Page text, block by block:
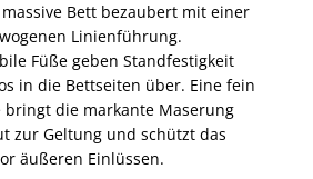
Bett bezaubert mit einer
Linienführung.
Füße geben Standfestigkeit
in die Bettseiten über. Eine fein
bringt die markante Maserung
zur Geltung und schützt das
äußeren Einlüssen.